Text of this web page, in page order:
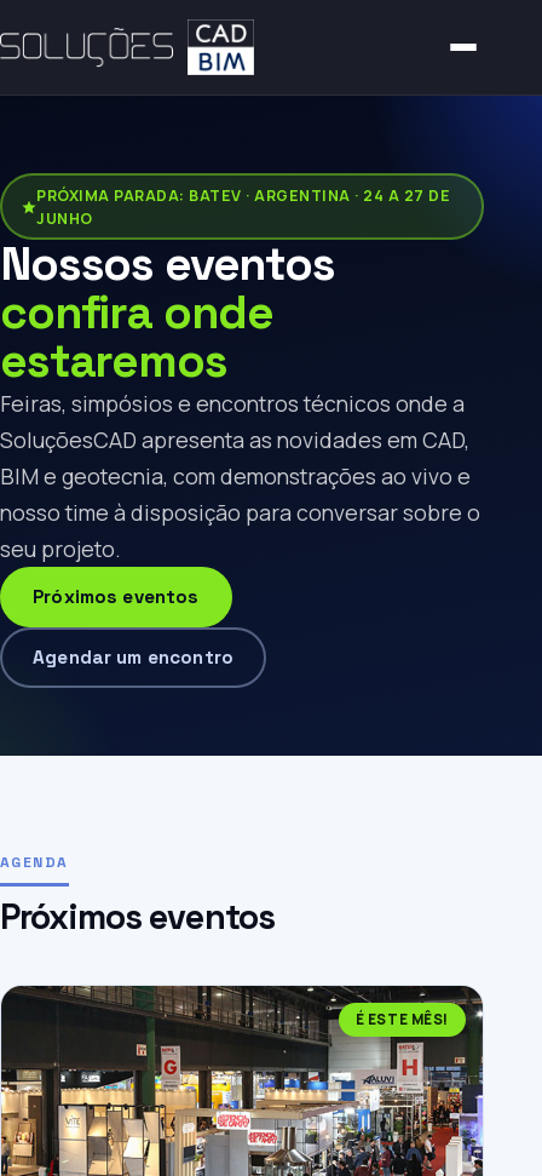
PRÓXIMA PARADA: BATEV · ARGENTINA · 24 A 27 DE
JUNHO
Nossos eventos
confira onde
estaremos
Feiras, simpósios e encontros técnicos onde a
SoluçõesCAD apresenta as novidades em CAD,
BIM e geotecnia, com demonstrações ao vivo e
nosso time à disposição para conversar sobre o
seu projeto.
Próximos eventos
Agendar um encontro
AGENDA
Próximos eventos
É ESTE MÊS!